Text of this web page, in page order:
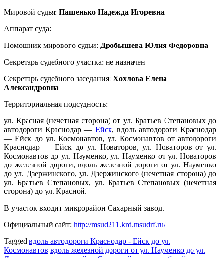
Мировой судья: Пашенько Надежда Игоревна
Аппарат суда:
Помощник мирового судьи: Дробышева Юлия Федоровна
Секретарь судебного участка: не назначен
Секретарь судебного заседания: Хохлова Елена
Александровна
Территориальная подсудность:
ул. Красная (нечетная сторона) от ул. Братьев Степановых до
автодороги Краснодар — Ейск, вдоль автодороги Краснодар
— Ейск до ул. Космонавтов, ул. Космонавтов от автодороги
Краснодар — Ейск до ул. Новаторов, ул. Новаторов от ул.
Космонавтов до ул. Науменко, ул. Науменко от ул. Новаторов
до железной дороги, вдоль железной дороги от ул. Науменко
до ул. Дзержинского, ул. Дзержинского (нечетная сторона) до
ул. Братьев Степановых, ул. Братьев Степановых (нечетная
сторона) до ул. Красной.
В участок входит микрорайон Сахарный завод.
Официальный сайт: http://msud211.krd.msudrf.ru/
Tagged вдоль автодороги Краснодар - Ейск до ул.
Космонавтов вдоль железной дороги от ул. Науменко до ул.